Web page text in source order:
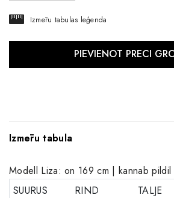
Izmēru tabulas leģenda
Izmēru tabula
Modell Liza: on 169 cm | kannab pildil
SUURUS
RIND
TALJE